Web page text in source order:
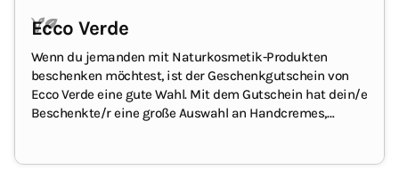
Ecco Verde
Wenn du jemanden mit Naturkosmetik-Produkten
beschenken möchtest, ist der Geschenkgutschein von
Ecco Verde eine gute Wahl. Mit dem Gutschein hat dein/e
Beschenkte/r eine große Auswahl an Handcremes,
sich darüber sicher freuen :)